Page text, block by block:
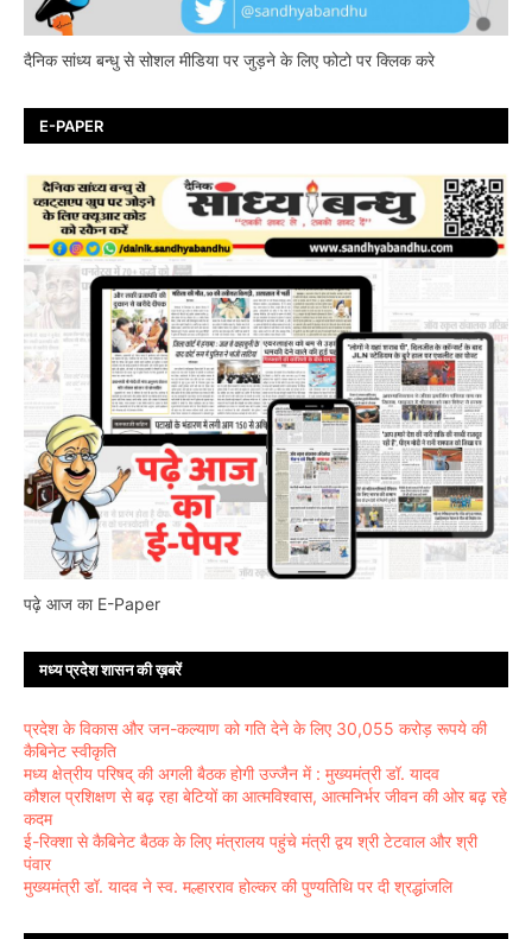
दैनिक सांध्य बन्धु से सोशल मीडिया पर जुड़ने के लिए फोटो पर क्लिक करे
E-PAPER
पढ़े आज का E-Paper
मध्य प्रदेश शासन की ख़बरें
प्रदेश के विकास और जन-कल्याण को गति देने के लिए 30,055 करोड़ रूपये की
कैबिनेट स्वीकृति
मध्य क्षेत्रीय परिषद् की अगली बैठक होगी उज्जैन में : मुख्यमंत्री डॉ. यादव
कौशल प्रशिक्षण से बढ़ रहा बेटियों का आत्मविश्वास, आत्मनिर्भर जीवन की ओर बढ़ रहे
कदम
ई-रिक्शा से कैबिनेट बैठक के लिए मंत्रालय पहुंचे मंत्री द्वय श्री टेटवाल और श्री
पंवार
मुख्यमंत्री डॉ. यादव ने स्व. मल्हारराव होल्कर की पुण्यतिथि पर दी श्रद्धांजलि